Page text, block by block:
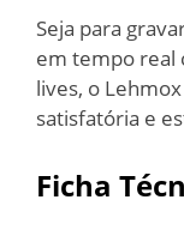
Seja para
em tempo real
lives, o
satisfatória e
Ficha